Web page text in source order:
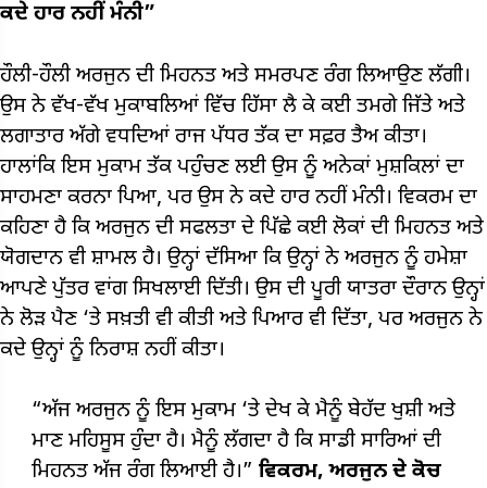
ਕਦੇ ਹਾਰ ਨਹੀਂ ਮੰਨੀ”
ਹੌਲੀ-ਹੌਲੀ ਅਰਜੁਨ ਦੀ ਮਿਹਨਤ ਅਤੇ ਸਮਰਪਣ ਰੰਗ ਲਿਆਉਣ ਲੱਗੀ।
ਉਸ ਨੇ ਵੱਖ-ਵੱਖ ਮੁਕਾਬਲਿਆਂ ਵਿੱਚ ਹਿੱਸਾ ਲੈ ਕੇ ਕਈ ਤਮਗੇ ਜਿੱਤੇ ਅਤੇ
ਲਗਾਤਾਰ ਅੱਗੇ ਵਧਦਿਆਂ ਰਾਜ ਪੱਧਰ ਤੱਕ ਦਾ ਸਫ਼ਰ ਤੈਅ ਕੀਤਾ।
ਹਾਲਾਂਕਿ ਇਸ ਮੁਕਾਮ ਤੱਕ ਪਹੁੰਚਣ ਲਈ ਉਸ ਨੂੰ ਅਨੇਕਾਂ ਮੁਸ਼ਕਿਲਾਂ ਦਾ
ਸਾਹਮਣਾ ਕਰਨਾ ਪਿਆ, ਪਰ ਉਸ ਨੇ ਕਦੇ ਹਾਰ ਨਹੀਂ ਮੰਨੀ। ਵਿਕਰਮ ਦਾ
ਕਹਿਣਾ ਹੈ ਕਿ ਅਰਜੁਨ ਦੀ ਸਫਲਤਾ ਦੇ ਪਿੱਛੇ ਕਈ ਲੋਕਾਂ ਦੀ ਮਿਹਨਤ ਅਤੇ
ਯੋਗਦਾਨ ਵੀ ਸ਼ਾਮਲ ਹੈ। ਉਨ੍ਹਾਂ ਦੱਸਿਆ ਕਿ ਉਨ੍ਹਾਂ ਨੇ ਅਰਜੁਨ ਨੂੰ ਹਮੇਸ਼ਾ
ਆਪਣੇ ਪੁੱਤਰ ਵਾਂਗ ਸਿਖਲਾਈ ਦਿੱਤੀ। ਉਸ ਦੀ ਪੂਰੀ ਯਾਤਰਾ ਦੌਰਾਨ ਉਨ੍ਹਾਂ
ਨੇ ਲੋੜ ਪੈਣ ‘ਤੇ ਸਖ਼ਤੀ ਵੀ ਕੀਤੀ ਅਤੇ ਪਿਆਰ ਵੀ ਦਿੱਤਾ, ਪਰ ਅਰਜੁਨ ਨੇ
ਕਦੇ ਉਨ੍ਹਾਂ ਨੂੰ ਨਿਰਾਸ਼ ਨਹੀਂ ਕੀਤਾ।
“ਅੱਜ ਅਰਜੁਨ ਨੂੰ ਇਸ ਮੁਕਾਮ ‘ਤੇ ਦੇਖ ਕੇ ਮੈਨੂੰ ਬੇਹੱਦ ਖੁਸ਼ੀ ਅਤੇ
ਮਾਣ ਮਹਿਸੂਸ ਹੁੰਦਾ ਹੈ। ਮੈਨੂੰ ਲੱਗਦਾ ਹੈ ਕਿ ਸਾਡੀ ਸਾਰਿਆਂ ਦੀ
ਮਿਹਨਤ ਅੱਜ ਰੰਗ ਲਿਆਈ ਹੈ।” ਵਿਕਰਮ, ਅਰਜੁਨ ਦੇ ਕੋਚ